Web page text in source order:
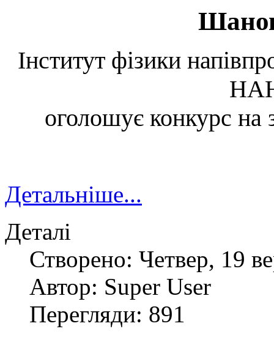
Інститут фізики
оголошує конкурс на
Детальніше...
Деталі
Створено: Четвер, 19
Автор: Super User
Перегляди: 891